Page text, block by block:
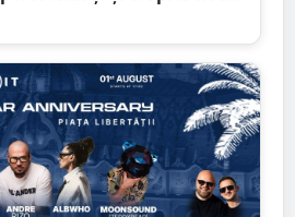
cuvin, sunt pentru